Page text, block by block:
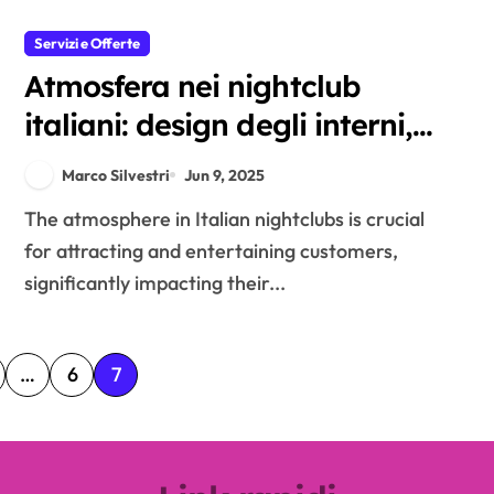
Servizi e Offerte
Atmosfera nei nightclub
italiani: design degli interni,
illuminazione e arredamento
Marco Silvestri Jun 9, 2025
The atmosphere in Italian nightclubs is crucial
for attracting and entertaining customers,
significantly impacting their...
… 6 7